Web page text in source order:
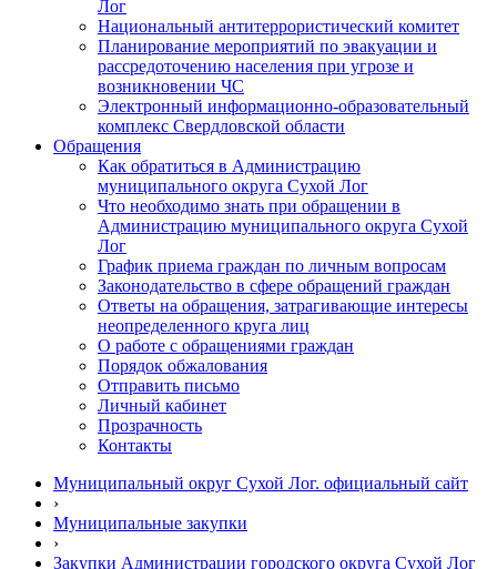
Лог
Национальный антитеррористический комитет
Планирование мероприятий по эвакуации и
рассредоточению населения при угрозе и
возникновении ЧС
Электронный информационно-образовательный
комплекс Свердловской области
Обращения
Как обратиться в Администрацию
муниципального округа Сухой Лог
Что необходимо знать при обращении в
Администрацию муниципального округа Сухой
Лог
График приема граждан по личным вопросам
Законодательство в сфере обращений граждан
Ответы на обращения, затрагивающие интересы
неопределенного круга лиц
О работе с обращениями граждан
Порядок обжалования
Отправить письмо
Личный кабинет
Прозрачность
Контакты
Муниципальный округ Сухой Лог. официальный сайт
›
Муниципальные закупки
›
Закупки Администрации городского округа Сухой Лог